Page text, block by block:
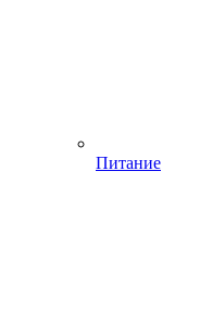
Питание